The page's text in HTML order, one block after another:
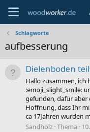
Schlagworte
aufbesserung
Dielenboden
Hallo zusammen,
:emoji_slight_smile:
gefunden, dafür aber
Hoffnung, dass Ihr
ca 17Jahren wurden
Sandholz Thema